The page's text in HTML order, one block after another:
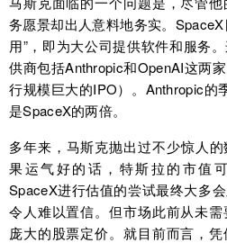
务愿景却出人意料地务实。
用”，即为大公司提供软件和服务
供商包括Anthropic和OpenAI这两
行规模巨大的IPO）。Anthropic的
是SpaceX的两倍。
多年来，马斯克抛出过不少惊人
果运气好的话，特斯拉的市值
SpaceX进行估值的尝试最终大多
令人难以置信。但市场此前从未
庞大的股票定价。就目前而言，